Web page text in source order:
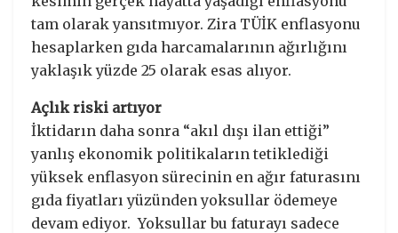
tam olarak yansıtmıyor. Zira TÜİK enflasyonu
hesaplarken gıda harcamalarının ağırlığını
yaklaşık yüzde 25 olarak esas alıyor.
Açlık riski artıyor
İktidarın daha sonra “akıl dışı ilan ettiği”
yanlış ekonomik politikaların tetiklediği
yüksek enflasyon sürecinin en ağır faturasını
gıda fiyatları yüzünden yoksullar ödemeye
devam ediyor. Yoksullar bu faturayı sadece